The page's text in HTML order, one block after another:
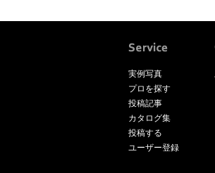
実例写真
プロを探す
投稿記事
カタログ集
投稿する
ユーザー登録